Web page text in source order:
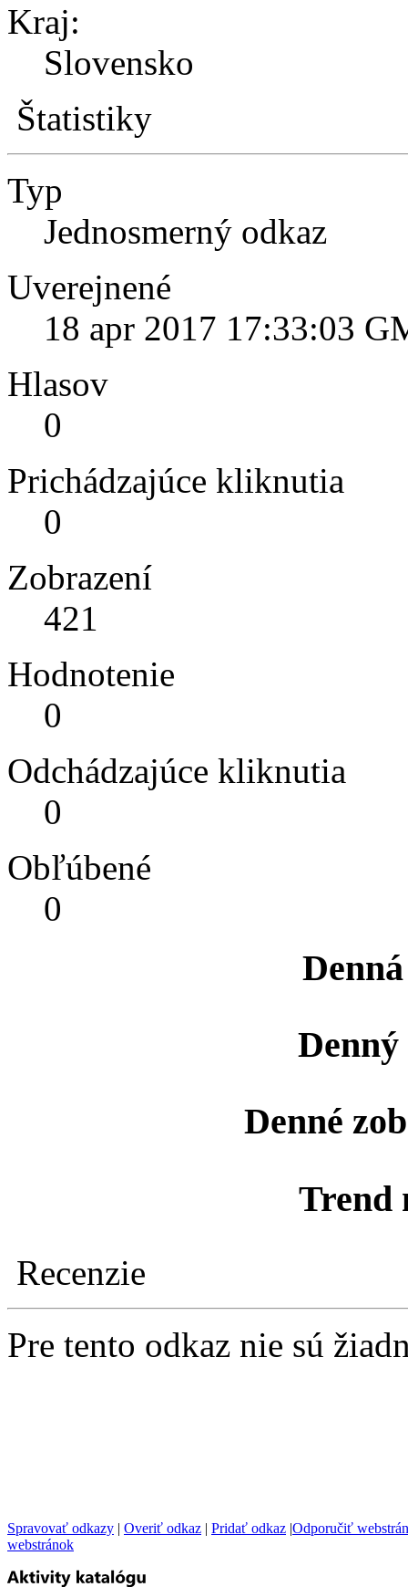
Kraj:
Slovensko
Štatistiky
Typ
Jednosmerný odkaz
Uverejnené
18 apr 2017 17:33:03
Hlasov
0
Prichádzajúce kliknutia
0
Zobrazení
421
Hodnotenie
0
Odchádzajúce kliknutia
0
Obľúbené
0
Denné
Trend
Recenzie
Pre tento odkaz nie sú
Spravovať odkazy | Overiť odkaz | Pridať odkaz |Odporučiť
webstránok